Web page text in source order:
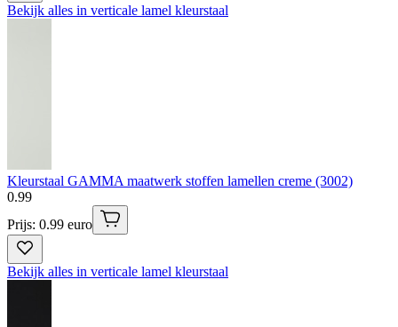
Bekijk alles in verticale lamel kleurstaal
Kleurstaal GAMMA maatwerk stoffen lamellen creme (3002)
0.99
Prijs: 0.99 euro
Bekijk alles in verticale lamel kleurstaal